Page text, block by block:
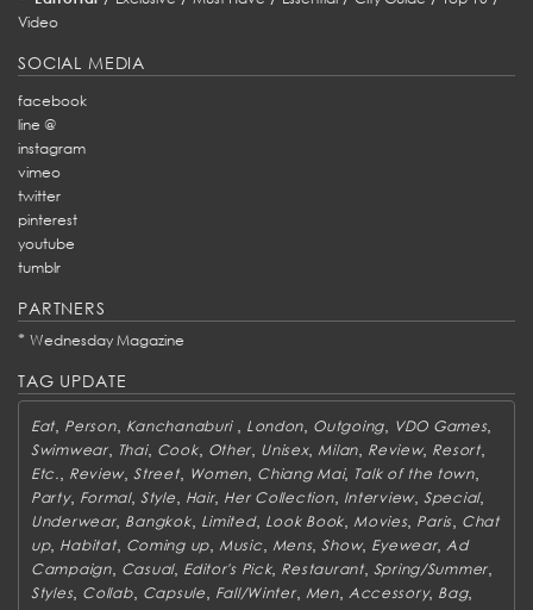
Video
SOCIAL MEDIA
facebook
line @
instagram
vimeo
twitter
pinterest
youtube
tumblr
PARTNERS
* Wednesday Magazine
TAG UPDATE
Eat Person, Kanchanaburi London Outgoing, VDO Games,
Swimwear, Thai, Cook, Other Unisex, Milan Review, Resort,
Etc. Review,Street, Women Chiang Mai, Talk of the town,
Party, Formal, Style Hair, Her Collection, Interview,Special,
Underwear, Bangkok, Limited, Look Book Movies, Paris Chat
up, Habitat, Coming up, Music Mens,Show, Eyewear, Ad
Campaign, Casual, Editor's Pick, Restaurant, Spring/Summer
Styles, Collab, Capsule Fall/Winter, Men, Accessory, Bag,